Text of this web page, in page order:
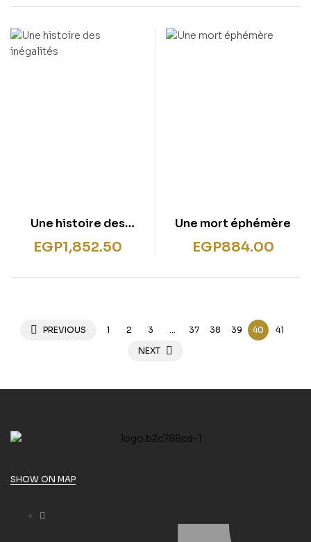
Une histoire des
inégalités
EGP1,852.50
Une mort éphémère
EGP884.00
PREVIOUS 1 2 3 … 37 38 39 40
41
NEXT
SHOW ON MAP